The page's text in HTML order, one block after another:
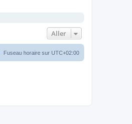
Aller
Fuseau horaire sur UTC+02:00